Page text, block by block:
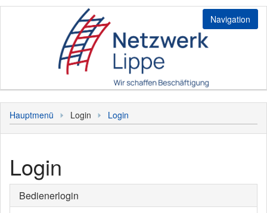
Navigation
Jobs
Stellenangebote
Login
Kunde
Personal
Sonstiges
Hauptmenü Login Login
Login
Bedienerlogin